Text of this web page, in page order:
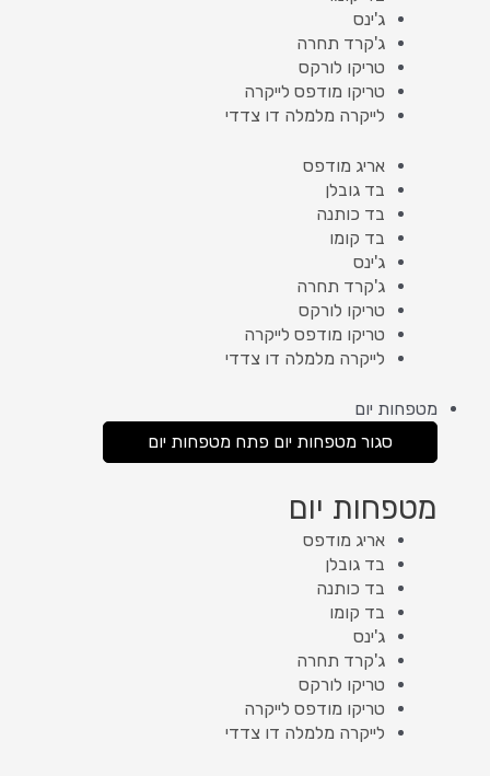
ג'ינס
ג'קרד תחרה
טריקו לורקס
טריקו מודפס לייקרה
לייקרה מלמלה דו צדדי
אריג מודפס
בד גובלן
בד כותנה
בד קומו
ג'ינס
ג'קרד תחרה
טריקו לורקס
טריקו מודפס לייקרה
לייקרה מלמלה דו צדדי
מטפחות יום
סגור מטפחות יום פתח מטפחות יום
מטפחות יום
אריג מודפס
בד גובלן
בד כותנה
בד קומו
ג'ינס
ג'קרד תחרה
טריקו לורקס
טריקו מודפס לייקרה
לייקרה מלמלה דו צדדי